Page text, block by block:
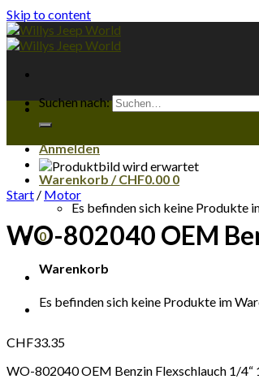
Skip to content
Suchen nach:
Anmelden
Warenkorb /CHF0.00 0
Es befinden sich keine Produkte
0
Warenkorb
Es befinden sich keine Produkte im
Start / Motor
WO-802040 OEM
CHF33.35
WO-802040 OEM Benzin Flexschlauch 1/4“